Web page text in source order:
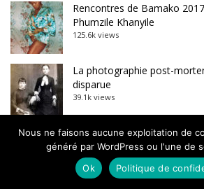
Rencontres de Bamako
Phumzile Khanyile
125.6k views
La photographie post-
disparue
39.1k views
Carte blanche à Dominique
Salgado, l’imposture
33.4k views
Nous ne faisons aucune exploitation de
généré par WordPress ou l'une de
Ok
Politique de